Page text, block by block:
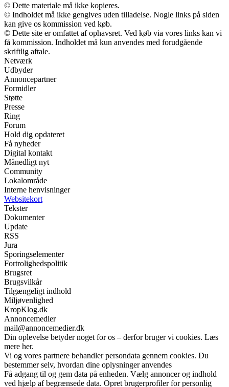
© Dette materiale må ikke kopieres.
© Indholdet må ikke gengives uden tilladelse. Nogle links på siden
kan give os kommission ved køb.
© Dette site er omfattet af ophavsret. Ved køb via vores links kan vi
få kommission. Indholdet må kun anvendes med forudgående
skriftlig aftale.
Netværk
Udbyder
Annoncepartner
Formidler
Støtte
Presse
Ring
Forum
Hold dig opdateret
Få nyheder
Digital kontakt
Månedligt nyt
Community
Lokalområde
Interne henvisninger
Websitekort
Tekster
Dokumenter
Update
RSS
Jura
Sporingselementer
Fortrolighedspolitik
Brugsret
Brugsvilkår
Tilgængeligt indhold
Miljøvenlighed
KropKlog.dk
Annoncemedier
mail@annoncemedier.dk
Din oplevelse betyder noget for os – derfor bruger vi cookies. Læs
mere her.
Vi og vores partnere behandler persondata gennem cookies. Du
bestemmer selv, hvordan dine oplysninger anvendes
Få adgang til og gem data på enheden. Vælg annoncer og indhold
ved hjælp af begrænsede data. Opret brugerprofiler for personlig